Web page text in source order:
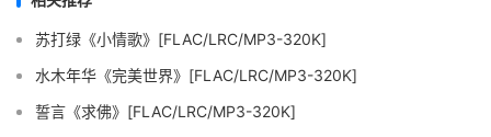
苏打绿《小情歌》[FLAC/LRC/MP3-320K]
水木年华《完美世界》[FLAC/LRC/MP3-320K]
誓言《求佛》[FLAC/LRC/MP3-320K]